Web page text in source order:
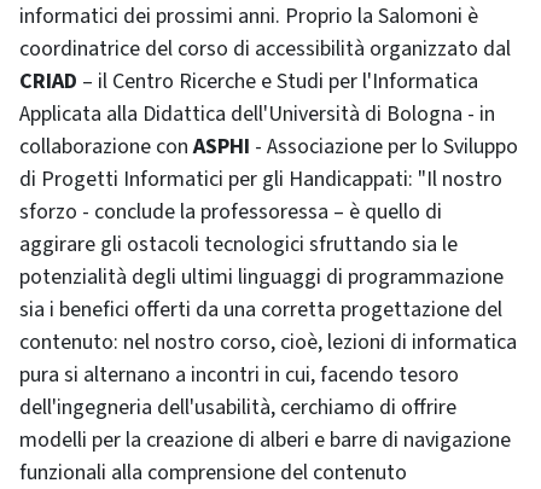
informatici dei prossimi anni. Proprio la Salomoni è
coordinatrice del corso di accessibilità organizzato dal
CRIAD – il Centro Ricerche e Studi per l'Informatica
Applicata alla Didattica dell'Università di Bologna - in
collaborazione conASPHI - Associazione per lo Sviluppo
di Progetti Informatici per gli Handicappati: "Il nostro
sforzo - conclude la professoressa – è quello di
aggirare gli ostacoli tecnologici sfruttando sia le
potenzialità degli ultimi linguaggi di programmazione
sia i benefici offerti da una corretta progettazione del
contenuto: nel nostro corso, cioè, lezioni di informatica
pura si alternano a incontri in cui, facendo tesoro
dell'ingegneria dell'usabilità, cerchiamo di offrire
modelli per la creazione di alberi e barre di navigazione
funzionali alla comprensione del contenuto